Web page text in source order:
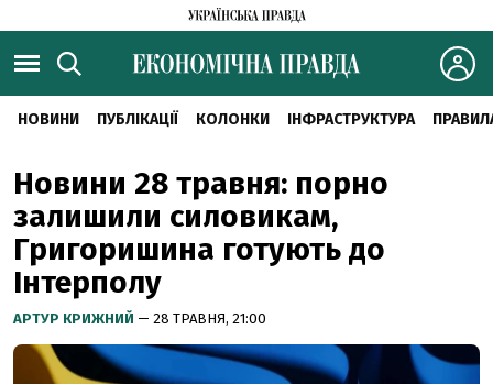
НОВИНИ ПУБЛІКАЦІЇ КОЛОНКИ ІНФРАСТРУКТУРА
Новини 28 травня: порно
залишили силовикам,
Григоришина готують до
Інтерполу
АРТУР КРИЖНИЙ — 28 ТРАВНЯ, 21:00